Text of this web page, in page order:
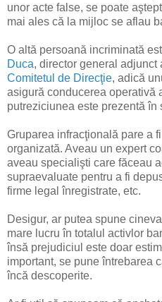
unor acte false, se poate
mai ales că la mijloc se aflau
O altă persoană incriminată
Duca, director general adjunct
Comitetul de Direcţie, adică
asigură conducerea operativă
putreziciunea este prezentă în
Gruparea infracţională pare a
organizată. Aveau un expert
aveau specialişti care făceau
supraevaluate pentru a fi
firme legal înregistrate, etc.
Desigur, ar putea spune
mare lucru în totalul activlor
însă prejudiciul este doar
important, se pune întrebarea
încă descoperite.